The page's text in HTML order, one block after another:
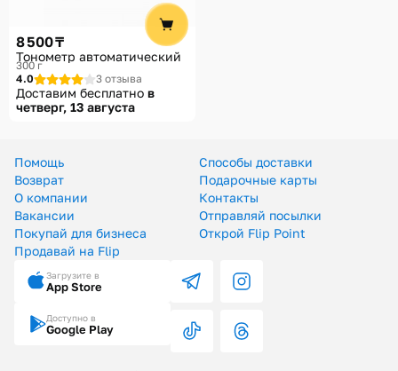
8 500 ₸
Тонометр автоматический
300 г
4.0
3 отзыва
Доставим бесплатно в
четверг, 13 августа
Помощь
Способы доставки
Возврат
Подарочные карты
О компании
Контакты
Вакансии
Отправляй посылки
Покупай для бизнеса
Открой Flip Point
Продавай на Flip
Загрузите в
App Store
Доступно в
Google Play
Способы доставки
Способы оплаты